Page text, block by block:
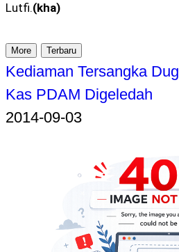
Lutfi.(kha)
More Terbaru
Kediaman Tersangka
Kas PDAM Digeledah
2014-09-03